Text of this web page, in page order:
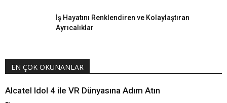
İş Hayatını Renklendiren ve Kolaylaştıran
Ayrıcalıklar
EN ÇOK OKUNANLAR
Alcatel Idol 4 ile VR Dünyasına Adım Atın